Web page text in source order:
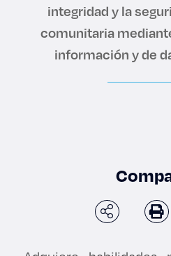
Graduaciones
Lo más buscado
integridad y la
comunitaria
información y de